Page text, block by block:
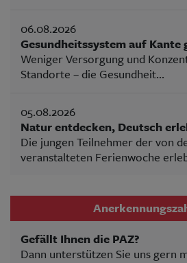
06.08.2026
Gesundheitssystem auf Kante
Weniger Versorgung und
Standorte – die Gesundheit...
05.08.2026
Natur entdecken, Deutsch
Die jungen Teilnehmer der von
veranstalteten Ferienwoche
Gefällt Ihnen die PAZ?
Dann unterstützen Sie uns gern